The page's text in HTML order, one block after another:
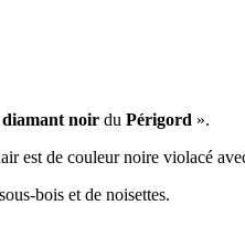
diamant noir du Périgord ».
est de couleur noire violacé
bois et de noisettes.